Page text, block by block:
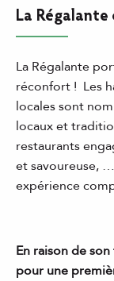
La Régalante
La Régalante
réconfort ! Les
locales sont
locaux et
restaurants
et savoureuse,
expérience
En raison de
pour une